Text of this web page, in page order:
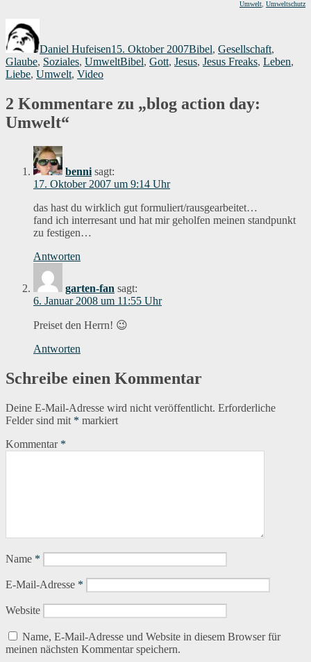
Umwelt Umweltschutz
Daniel Hufeisen15. Oktober 2007Bibel, Gesellschaft,
Glaube, Soziales, UmweltSchlagwörter
Bibel, Gott, Jesus, Jesus Freaks, Leben,
Liebe, Umwelt, Video
2 Kommentare zu „blog action day:
Umwelt“
benni sagt:
17. Oktober 2007 um 9:14 Uhr
das hast du wirklich gut formuliert/rausgearbeitet…
fand ich interresant und hat mir geholfen meinen standpunkt
zu festigen…
Antworten
garten-fan sagt:
6. Januar 2008 um 11:55 Uhr
Preiset den Herrn! 😉
Antworten
Schreibe einen Kommentar
Deine E-Mail-Adresse wird nicht veröffentlicht. Erforderliche
Felder sind mit * markiert
Kommentar *
Name *
E-Mail-Adresse *
Website
Name, E-Mail-Adresse und Website in diesem Browser für
meinen nächsten Kommentar speichern.